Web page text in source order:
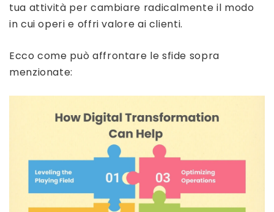
tua attività per cambiare radicalmente il modo
in cui operi e offri valore ai clienti.
Ecco come può affrontare le sfide sopra
menzionate: